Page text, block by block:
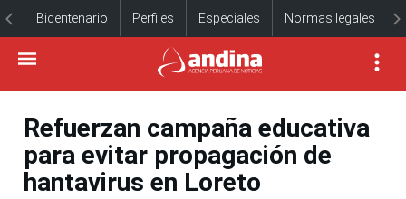
Bicentenario Perfiles Especiales Normas legales
Refuerzan campaña educativa
para evitar propagación de
hantavirus en Loreto